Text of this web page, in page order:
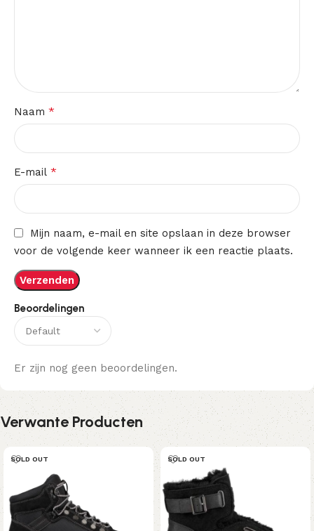
Beoordelingen
Er zijn nog geen beoordelingen.
Naam *
E-mail *
Mijn naam, e-mail en site opslaan in deze browser
voor de volgende keer wanneer ik een reactie plaats.
Verwante Producten
SOLD OUT SOLD OUT